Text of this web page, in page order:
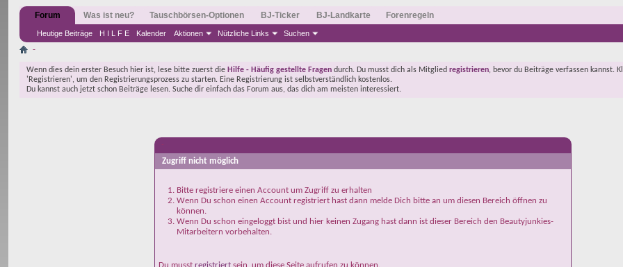
Forum
Heutige Beiträge H I L F E Kalender Aktionen Nützliche Links Suchen
Was ist neu? Tauschbörsen-Optionen BJ-Ticker BJ-Landkarte Forenregeln
-
Wenn dies dein erster Besuch hier ist, lese bitte zuerst die Hilfe - Häufig gestellte Fragen durch. Du musst dich als Mitglied registrieren, bevor du Beiträge verfassen kannst.
'Registrieren', um den Registrierungsprozess zu starten. Eine Registrierung ist selbstverständlich kostenlos.
Du kannst auch jetzt schon Beiträge lesen. Suche dir einfach das Forum aus, das dich am meisten interessiert.
-
Zugriff nicht möglich
Bitte registriere einen Account um Zugriff zu erhalten
Wenn Du schon einen Account registriert hast dann melde Dich bitte an um diesen Bereich öffnen zu
können.
Wenn Du schon eingeloggt bist und hier keinen Zugang hast dann ist dieser Bereich den Beautyjunkies-
Mitarbeitern vorbehalten.